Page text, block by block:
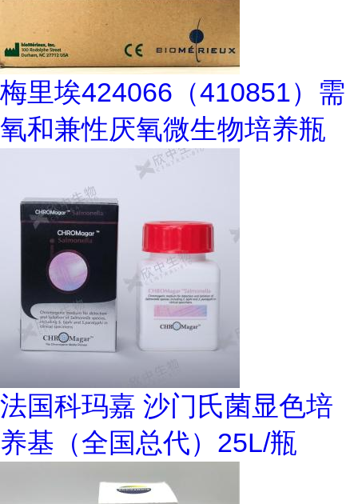
梅里埃424066（410851）需
氧和兼性厌氧微生物培养瓶
法国科玛嘉 沙门氏菌显色培
养基（全国总代）25L/瓶